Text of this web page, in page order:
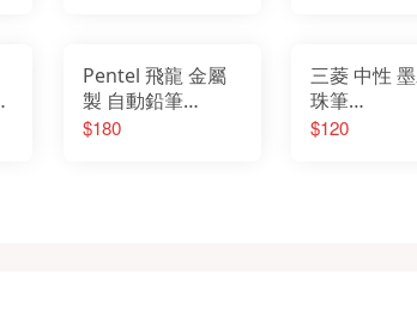
Pentel 飛龍 金屬
製 自動鉛筆
0.5mm
$180
三菱 中性
珠筆
0.38mm/
$120